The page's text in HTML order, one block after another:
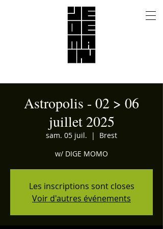
Astropolis - 02 > 06
juillet 2025
sam. 05 juil.
  |
Brest
w/ DIGE MOMO
Les inscriptions sont closes
Voir d'autres événements